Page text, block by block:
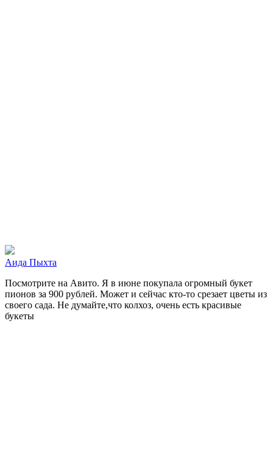
Аида Пыхта
Посмотрите на Авито. Я в июне покупала огромный букет
пионов за 900 рублей. Может и сейчас кто-то срезает цветы из
своего сада. Не думайте,что колхоз, очень есть красивые
букеты